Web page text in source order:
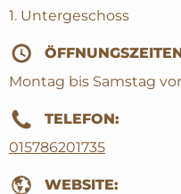
1. Untergeschoss
Montag bis Samstag
TELEFON:
015786201735
WEBSITE: